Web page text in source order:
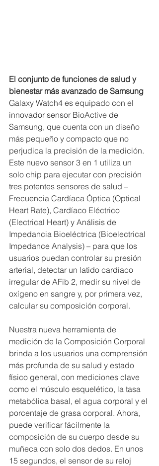
El conjunto de funciones de salud y
bienestar más avanzado de Samsung
Galaxy Watch4 es equipado con el
innovador sensor BioActive de
Samsung, que cuenta con un diseño
más pequeño y compacto que no
perjudica la precisión de la medición.
Este nuevo sensor 3 en 1 utiliza un
solo chip para ejecutar con precisión
tres potentes sensores de salud –
Frecuencia Cardíaca Óptica (Optical
Heart Rate), Cardíaco Eléctrico
(Electrical Heart) y Análisis de
Impedancia Bioeléctrica (Bioelectrical
Impedance Analysis) – para que los
usuarios puedan controlar su presión
arterial, detectar un latido cardíaco
irregular de AFib 2, medir su nivel de
oxígeno en sangre y, por primera vez,
calcular su composición corporal.
Nuestra nueva herramienta de
medición de la Composición Corporal
brinda a los usuarios una comprensión
más profunda de su salud y estado
físico general, con mediciones clave
como el músculo esquelético, la tasa
metabólica basal, el agua corporal y el
porcentaje de grasa corporal. Ahora,
puede verificar fácilmente la
composición de su cuerpo desde su
muñeca con solo dos dedos. En unos
15 segundos, el sensor de su reloj